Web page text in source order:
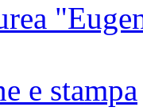
e stampa